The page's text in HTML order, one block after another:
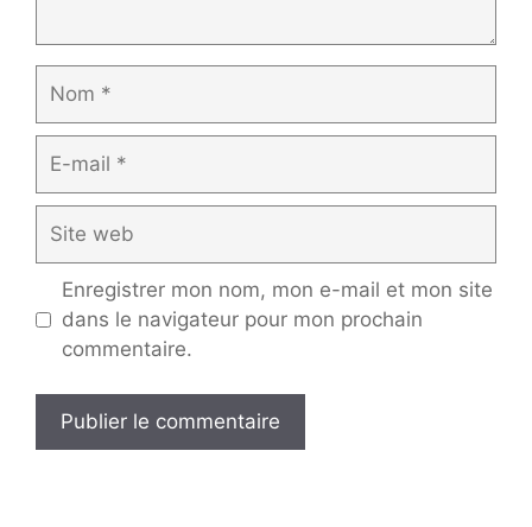
mail
web
Enregistrer mon nom, mon e-mail et mon site
dans le navigateur pour mon prochain
commentaire.